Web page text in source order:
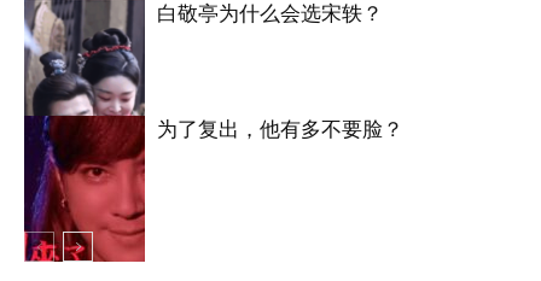
明星八卦
明星八卦
白敬亭为什么会选宋轶？
为了复出，他有多不要脸？